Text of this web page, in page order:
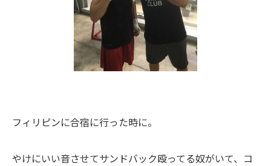
フィリピンに合宿に行った時に。
やけにいい音させてサンドバック殴ってる奴がいて、コ